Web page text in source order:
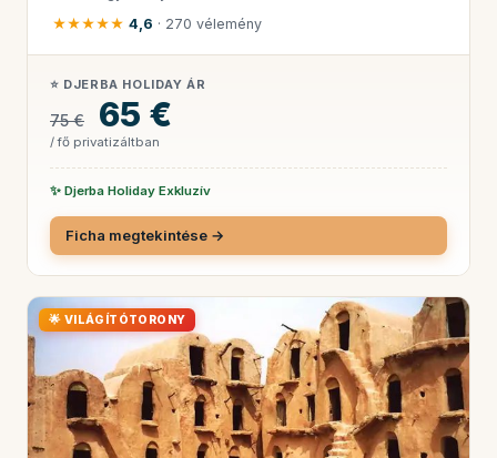
★★★★★ 4,6 · 270 vélemény
⭐ DJERBA HOLIDAY ÁR
75 € 65 €
/ fő privatizáltban
✨ Djerba Holiday Exkluzív
Ficha megtekintése →
🌟 VILÁGÍTÓTORONY